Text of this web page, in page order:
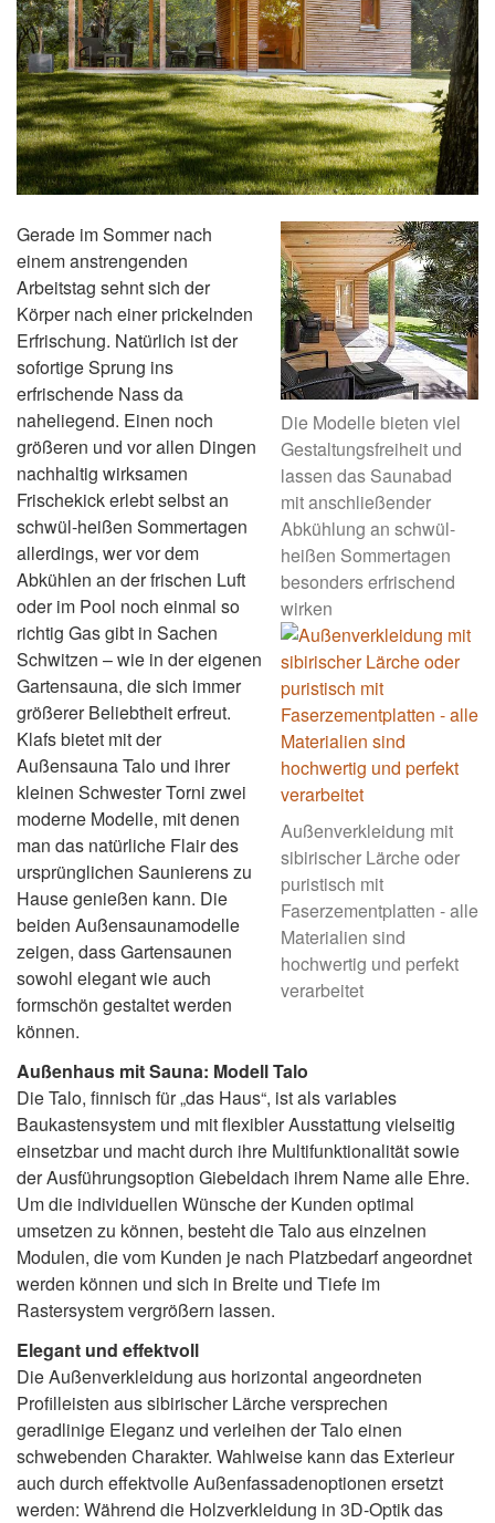
Die Modelle bieten viel
Gestaltungsfreiheit und
lassen das Saunabad
mit anschließender
Abkühlung an schwül-
heißen Sommertagen
besonders erfrischend
wirken
Außenverkleidung mit
sibirischer Lärche oder
puristisch mit
Faserzementplatten - alle
Materialien sind
hochwertig und perfekt
verarbeitet
Gerade im Sommer nach
einem anstrengenden
Arbeitstag sehnt sich der
Körper nach einer prickelnden
Erfrischung. Natürlich ist der
sofortige Sprung ins
erfrischende Nass da
naheliegend. Einen noch
größeren und vor allen Dingen
nachhaltig wirksamen
Frischekick erlebt selbst an
schwül-heißen Sommertagen
allerdings, wer vor dem
Abkühlen an der frischen Luft
oder im Pool noch einmal so
richtig Gas gibt in Sachen
Schwitzen – wie in der eigenen
Gartensauna, die sich immer
größerer Beliebtheit erfreut.
Klafs bietet mit der
Außensauna Talo und ihrer
kleinen Schwester Torni zwei
moderne Modelle, mit denen
man das natürliche Flair des
ursprünglichen Saunierens zu
Hause genießen kann. Die
beiden Außensaunamodelle
zeigen, dass Gartensaunen
sowohl elegant wie auch
formschön gestaltet werden
können.
Außenhaus mit Sauna: Modell Talo
Die Talo, finnisch für „das Haus“, ist als variables
Baukastensystem und mit flexibler Ausstattung vielseitig
einsetzbar und macht durch ihre Multifunktionalität sowie
der Ausführungsoption Giebeldach ihrem Name alle Ehre.
Um die individuellen Wünsche der Kunden optimal
umsetzen zu können, besteht die Talo aus einzelnen
Modulen, die vom Kunden je nach Platzbedarf angeordnet
werden können und sich in Breite und Tiefe im
Rastersystem vergrößern lassen.
Elegant und effektvoll
Die Außenverkleidung aus horizontal angeordneten
Profilleisten aus sibirischer Lärche versprechen
geradlinige Eleganz und verleihen der Talo einen
schwebenden Charakter. Wahlweise kann das Exterieur
auch durch effektvolle Außenfassadenoptionen ersetzt
werden: Während die Holzverkleidung in 3D-Optik das